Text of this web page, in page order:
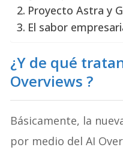
Proyecto Astra y
El sabor
¿Y de qué
Overviews ?
Básicamente, la
por medio del AI